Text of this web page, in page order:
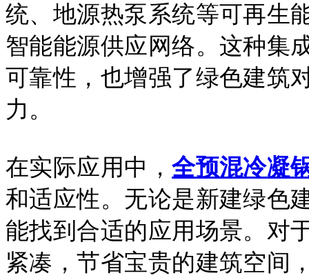
统、地源热泵系统等可再生
智能能源供应网络。这种集
可靠性，也增强了绿色建筑
力。
在实际应用中，全预混冷凝
和适应性。无论是新建绿色
能找到合适的应用场景。对
紧凑，节省宝贵的建筑空间